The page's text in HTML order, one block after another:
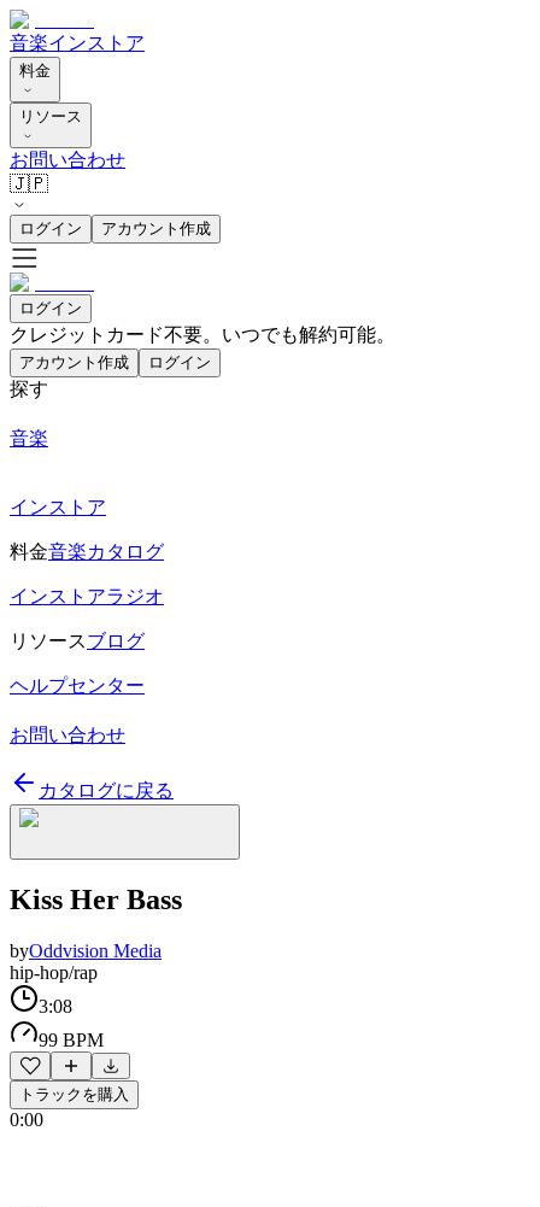
音楽インストア
料金
リソース
お問い合わせ
🇯🇵
ログイン アカウント作成
ログイン
クレジットカード不要。いつでも解約可能。
アカウント作成 ログイン
探す
音楽
インストア
料金音楽カタログ
インストアラジオ
リソースブログ
ヘルプセンター
お問い合わせ
カタログに戻る
Kiss Her Bass
byOddvision Media
hip-hop/rap
3:08
99 BPM
トラックを購入
0:00